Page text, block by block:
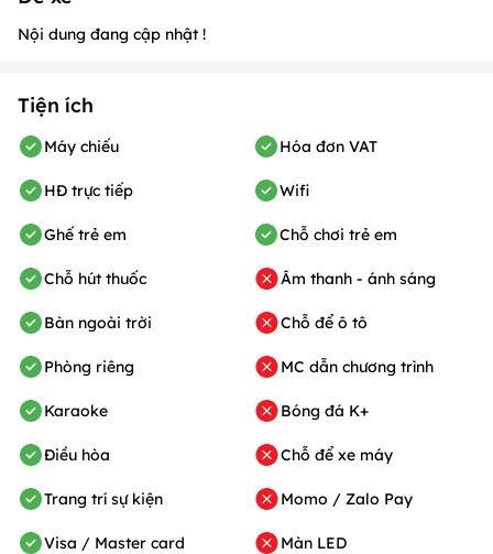
Nội dung đang cập nhật !
Tiện ích
Máy chiếu
HĐ trực tiếp
Ghế trẻ em
Chỗ hút thuốc
Bàn ngoài trời
Phòng riêng
Karaoke
Điều hòa
Trang trí sự kiện
Visa / Master card
Hóa đơn VAT
Wifi
Chỗ chơi trẻ em
Âm thanh - ánh sáng
Chỗ để ô tô
MC dẫn chương trình
Bóng đá K+
Chỗ để xe máy
Momo / Zalo Pay
Màn LED